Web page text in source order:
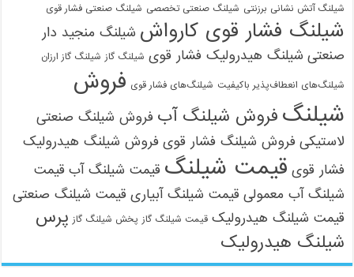
شیلنگ آتش نشانی برزنتی شیلنگ صنعتی تخصصی شیلنگ صنعتی فشار قوی
شیلنگ فشار قوی کارواش شیلنگ منجید دار
صنعتی شیلنگ هیدرولیک فشار قوی شیلنگ گاز شیلنگ گاز ارزان
شیلنگ‌های انعطاف‌پذیر باکیفیت شیلنگ‌های فشار قوی فروش
شیلنگ فروش شیلنگ آب فروش شیلنگ صنعتی
لاستیکی فروش شیلنگ فشار قوی فروش شیلنگ هیدرولیک
فشار قوی قیمت شیلنگ قیمت شیلنگ آب قیمت
شیلنگ آب معمولی قیمت شیلنگ آبیاری قیمت شیلنگ صنعتی
قیمت شیلنگ هیدرولیک قیمت شیلنگ گاز پخش شیلنگ گاز پرس
شیلنگ هیدرولیک